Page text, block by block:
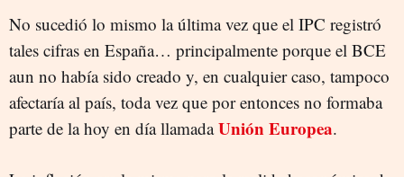
No sucedió lo mismo la última vez que el IPC registró
tales cifras en España… principalmente porque el BCE
aun no había sido creado y, en cualquier caso, tampoco
afectaría al país, toda vez que por entonces no formaba
parte de la hoy en día llamadaUnión Europea.